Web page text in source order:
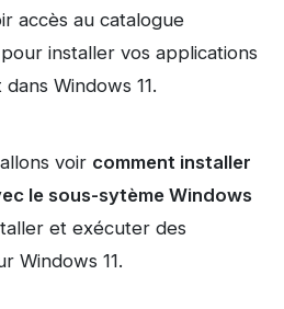
accès au catalogue
installer vos applications
Windows 11.
voir comment installer
le sous-sytème Windows
et exécuter des
Windows 11.